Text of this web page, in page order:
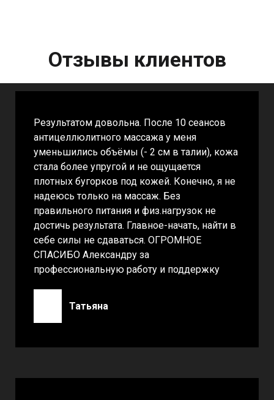
Отзывы клиентов
Результатом довольна. После 10 сеансов
антицеллюлитного массажа у меня
уменьшились объёмы (- 2 см в талии), кожа
стала более упругой и не ощущается
плотных бугорков под кожей. Конечно, я не
надеюсь только на массаж. Без
правильного питания и физ.нагрузок не
достичь результата. Главное-начать, найти в
себе силы не сдаваться. ОГРОМНОЕ
СПАСИБО Александру за
профессиональную работу и поддержку
Татьяна